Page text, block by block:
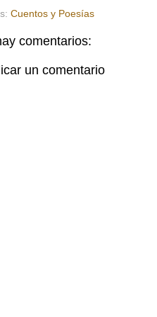
Cuentos y Poesías
comentarios:
un comentario